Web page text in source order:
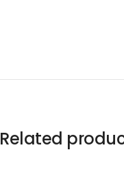
Related